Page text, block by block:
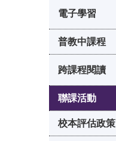
電子學習
普教中課程
跨課程閱讀
聯課活動
校本評估政策